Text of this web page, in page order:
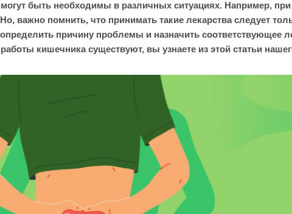
быть необходимы в различных ситуациях. Например, при
важно помнить, что принимать такие лекарства следует
причину проблемы и назначить соответствующее
кишечника существуют, вы узнаете из этой статьи